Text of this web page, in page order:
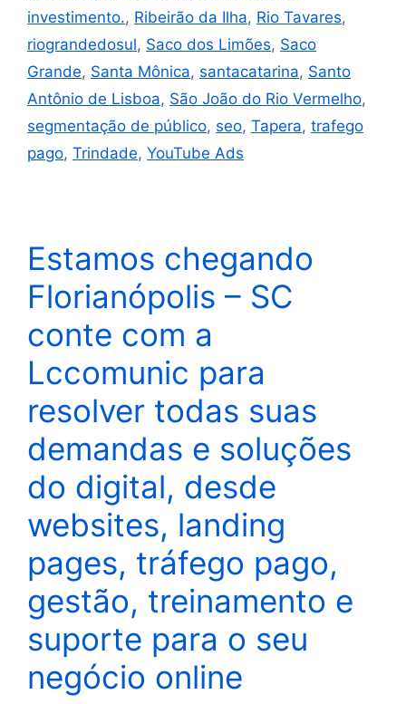
investimento., Ribeirão da Ilha, Rio Tavares,
riograndedosul, Saco dos Limões, Saco
Grande, Santa Mônica, santacatarina, Santo
Antônio de Lisboa, São João do Rio Vermelho,
segmentação de público, seo, Tapera, trafego
pago, Trindade, YouTube Ads
Estamos chegando
Florianópolis – SC
conte com a
Lccomunic para
resolver todas suas
demandas e soluções
do digital, desde
websites, landing
pages, tráfego pago,
gestão, treinamento e
suporte para o seu
negócio online